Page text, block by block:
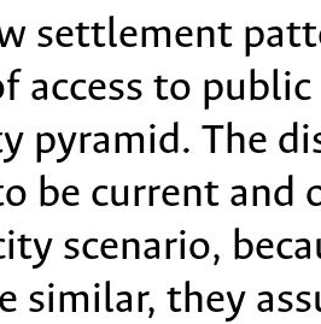
settlement
access to
pyramid. The
be current
scenario,
similar, they